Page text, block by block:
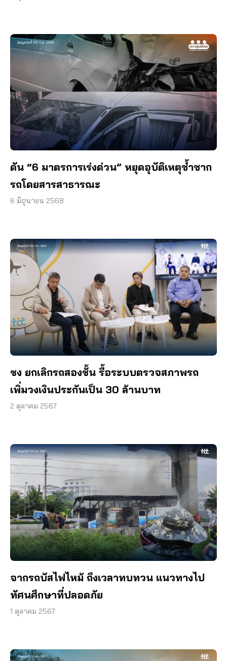
ดัน “6 มาตรการเร่งด่วน” หยุดอุบัติเหตุซ้ำซาก
รถโดยสารสาธารณะ
6 มิถุนายน 2568
ชง ยกเลิกรถสองชั้น รื้อระบบตรวจสภาพรถ
เพิ่มวงเงินประกันเป็น 30 ล้านบาท
2 ตุลาคม 2567
จากรถบัสไฟไหม้ ถึงเวลาทบทวน แนวทางไป
ทัศนศึกษาที่ปลอดภัย
1 ตุลาคม 2567